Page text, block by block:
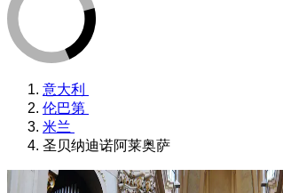
意大利
伦巴第
米兰
圣贝纳迪诺阿莱奥萨